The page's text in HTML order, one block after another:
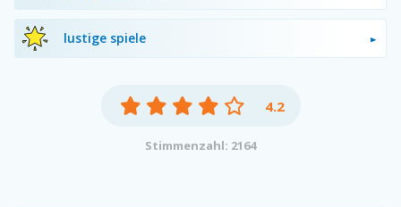
lustige spiele
4.2
Stimmenzahl: 2164